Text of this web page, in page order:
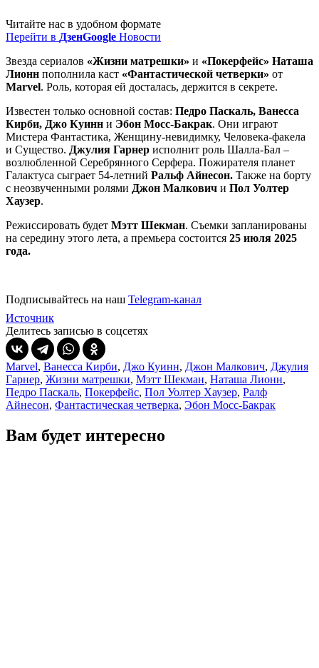
Читайте нас в удобном формате
Перейти в ДзенGoogle Новости
Звезда сериалов «Жизни матрешки» и «Покерфейс» Наташа
Лионн пополнила каст «Фантастической четверки» от
Marvel. Роль, которая ей досталась, держится в секрете.
Известен только основной состав: Педро Паскаль, Ванесса
Кирби, Джо Куинн и Эбон Мосс-Бакрак. Они играют
Мистера Фантастика, Женщину-невидимку, Человека-факела
и Существо. Джулия Гарнер исполнит роль Шалла-Бал –
возлюбленной Серебрянного Серфера. Пожирателя планет
Галактуса сыграет 54-летний Ральф Айнесон. Также на борту
с неозвученными ролями Джон Малкович и Пол Уолтер
Хаузер.
Режиссировать будет Мэтт Шекман. Съемки запланированы
на середину этого лета, а премьера состоится 25 июля 2025
года.
Подписывайтесь на наш Telegram-канал
Источник
Делитесь записью в соцсетях
Marvel, Ванесса Кирби, Джо Куинн, Джон Малкович, Джулия
Гарнер, Жизни матрешки, Мэтт Шекман, Наташа Лионн,
Педро Паскаль, Покерфейс, Пол Уолтер Хаузер, Ралф
Айнесон, Фантастическая четверка, Эбон Мосс-Бакрак
Вам будет интересно